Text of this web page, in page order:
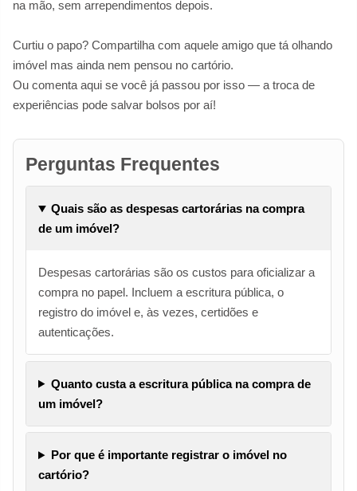
na mão, sem arrependimentos depois.
Curtiu o papo? Compartilha com aquele amigo que tá olhando
imóvel mas ainda nem pensou no cartório.
Ou comenta aqui se você já passou por isso — a troca de
experiências pode salvar bolsos por aí!
Perguntas Frequentes
Quais são as despesas cartorárias na compra
de um imóvel?
Despesas cartorárias são os custos para oficializar a
compra no papel. Incluem a escritura pública, o
registro do imóvel e, às vezes, certidões e
autenticações.
Quanto custa a escritura pública na compra de
um imóvel?
Por que é importante registrar o imóvel no
cartório?